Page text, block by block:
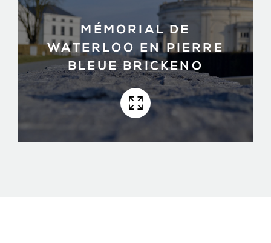
MÉMORIAL DE
WATERLOO EN PIERRE
BLEUE BRICKENO